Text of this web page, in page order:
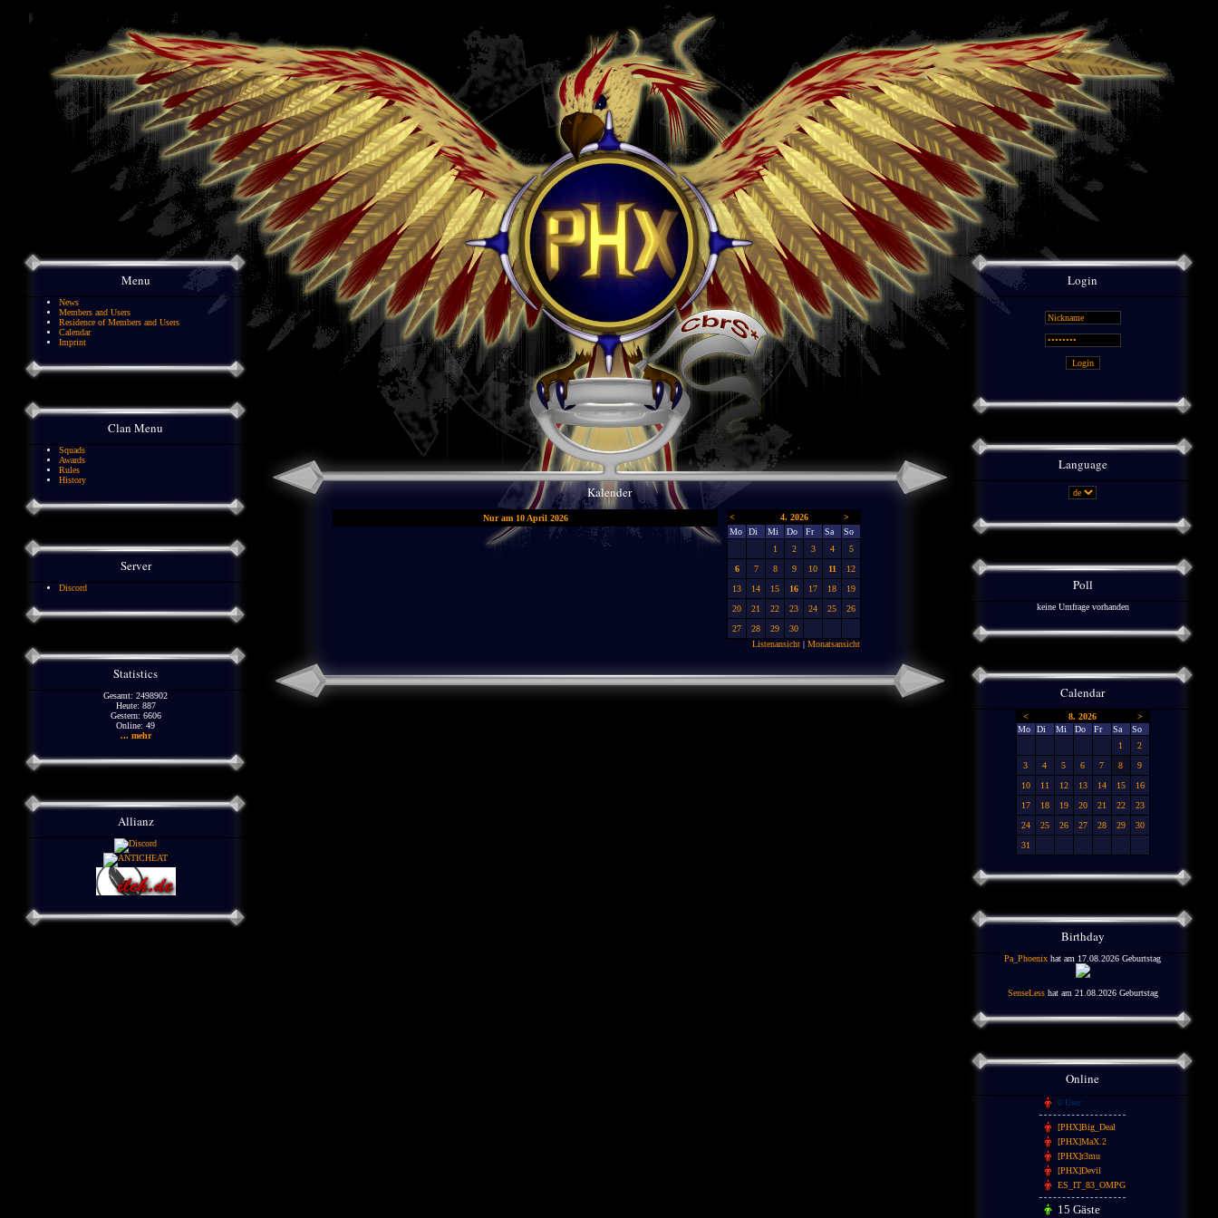
Menu
News
Members and Users
Residence of Members and Users
Calendar
Imprint
Clan Menu
Squads
Awards
Rules
History
Server
Discord
Statistics
Gesamt: 2498902
Heute: 887
Gestern: 6606
Online: 49
... mehr
Allianz
Kalender
Nur am 10 April 2026 < 4. 2026
>
Mo
Di Mi Do Fr Sa
So
1
2 3 4
5
6
7 8 9 10 11
12
13
14 15 16 17 18
19
20
21 22 23 24 25
26
27
28 29
30
Listenansicht | Monatsansicht
Login
Language
Poll
keine Umfrage vorhanden
Calendar
< 8. 2026
>
Mo
Di Mi Do Fr Sa
So
1
2
3
4 5 6 7 8
9
10
11 12 13 14 15
16
17
18 19 20 21 22
23
24
25 26 27 28 29
30
31
Birthday
Pa_Phoenix hat am 17.08.2026 Geburtstag
SenseLesshat am 21.08.2026 Geburtstag
Online
0 User
[PHX]Big_Deal
[PHX]MaX.2
[PHX]r3mu
[PHX]Devil
ES_IT_83_OMPG
15 Gäste